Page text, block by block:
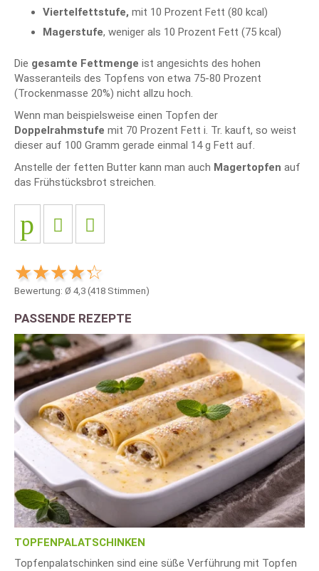
Viertelfettstufe, mit 10 Prozent Fett (80 kcal)
Magerstufe, weniger als 10 Prozent Fett (75 kcal)
Die gesamte Fettmenge ist angesichts des hohen
Wasseranteils des Topfens von etwa 75-80 Prozent
(Trockenmasse 20%) nicht allzu hoch.
Wenn man beispielsweise einen Topfen der
Doppelrahmstufe mit 70 Prozent Fett i. Tr. kauft, so weist
dieser auf 100 Gramm gerade einmal 14 g Fett auf.
Anstelle der fetten Butter kann man auch Magertopfen auf
das Frühstücksbrot streichen.
Bewertung: Ø 4,3 (418 Stimmen)
PASSENDE REZEPTE
TOPFENPALATSCHINKEN
Topfenpalatschinken sind eine süße Verführung mit Topfen